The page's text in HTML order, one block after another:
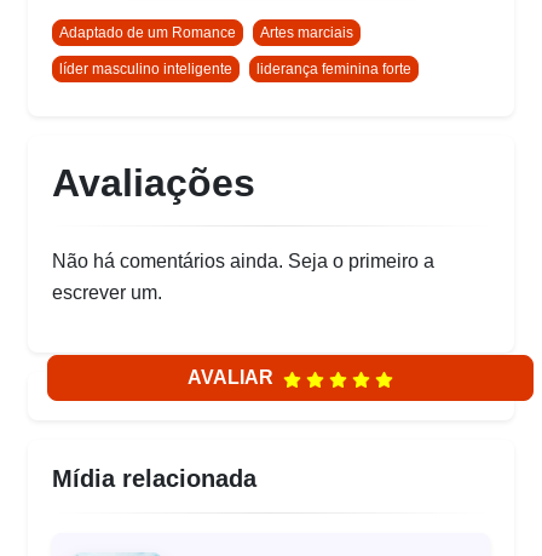
Adaptado de um Romance Artes marciais
líder masculino inteligente liderança feminina forte
Avaliações
Não há comentários ainda. Seja o primeiro a
escrever um.
AVALIAR
Mídia relacionada